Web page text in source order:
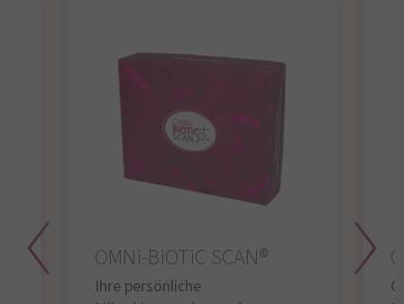
OMNi-BiOTiC SCAN®
Ihre persönliche